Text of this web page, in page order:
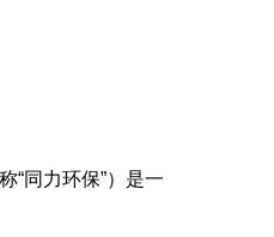
“同力环保”）是一